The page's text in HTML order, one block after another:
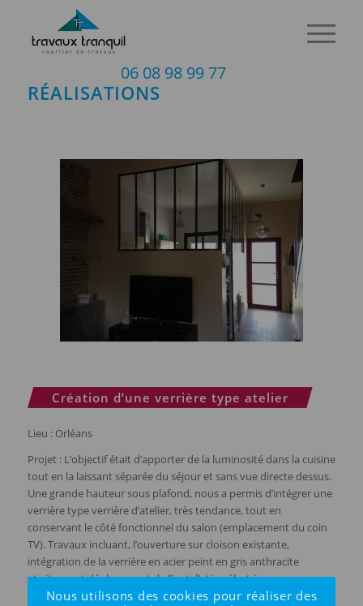
06 08 98 99 77
RÉALISATIONS
Création d’une verrière type atelier
Lieu : Orléans
Projet : L’objectif était d’apporter de la luminosité dans la cuisine
tout en la laissant séparée du séjour et sans vue directe dessus.
Une grande hauteur sous plafond, nous a permis d’intégrer une
verrière type verrière d’atelier, très tendance, tout en
conservant le côté fonctionnel du salon (emplacement du coin
TV). Travaux incluant, l’ouverture sur cloison existante,
intégration de la verrière en acier peint en gris anthracite
et vitrage et déplacement de l’installation électrique.
Nous utilisons des cookies pour réaliser des